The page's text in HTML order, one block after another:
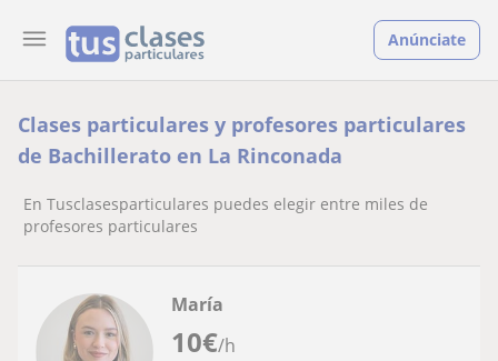
Anúnciate
Clases particulares y profesores particulares
de Bachillerato en La Rinconada
En Tusclasesparticulares puedes elegir entre miles de
profesores particulares
10€/h
María